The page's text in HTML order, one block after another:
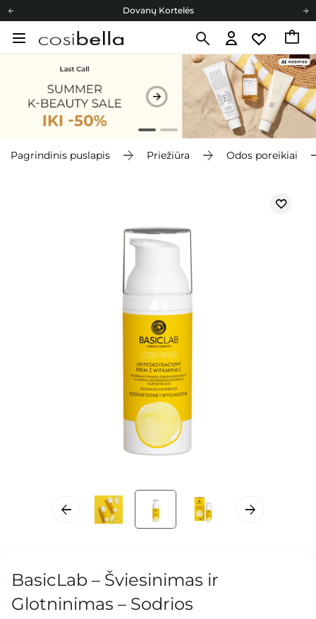
Dovanų Kortelės
Cosibella lojalumo programa
Dovanų Kortelės
Pagrindinis puslapis Priežiūra Odos poreikiai
BasicLab – Šviesinimas ir
Glotninimas – Sodrios